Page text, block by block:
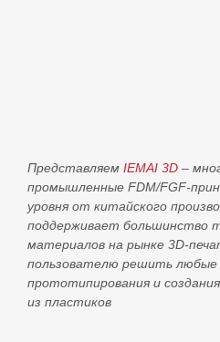
Представляем IEMAI 3D –
промышленные FDM/
уровня от китайского
поддерживает большинство
материалов на рынке
пользователю решить любые
прототипирования и
из пластиков